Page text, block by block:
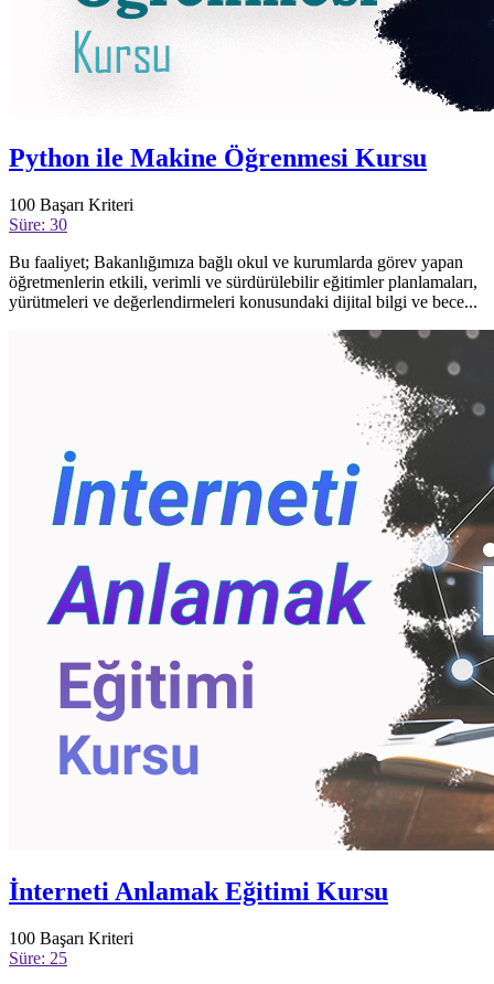
Python ile Makine Öğrenmesi Kursu
100 Başarı Kriteri
Süre: 30
Bu faaliyet; Bakanlığımıza bağlı okul ve kurumlarda görev yapan
öğretmenlerin etkili, verimli ve sürdürülebilir eğitimler planlamaları,
yürütmeleri ve değerlendirmeleri konusundaki dijital bilgi ve bece...
İnterneti Anlamak Eğitimi Kursu
100 Başarı Kriteri
Süre: 25